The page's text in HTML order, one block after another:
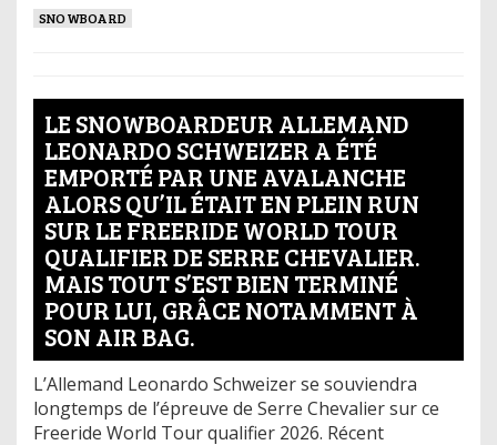
SNOWBOARD
LE SNOWBOARDEUR ALLEMAND
LEONARDO SCHWEIZER A ÉTÉ
EMPORTÉ PAR UNE AVALANCHE
ALORS QU’IL ÉTAIT EN PLEIN RUN
SUR LE FREERIDE WORLD TOUR
QUALIFIER DE SERRE CHEVALIER.
MAIS TOUT S’EST BIEN TERMINÉ
POUR LUI, GRÂCE NOTAMMENT À
SON AIR BAG.
L’Allemand Leonardo Schweizer se souviendra
longtemps de l’épreuve de Serre Chevalier sur ce
Freeride World Tour qualifier 2026. Récent